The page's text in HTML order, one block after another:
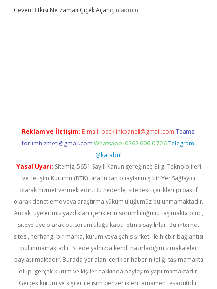
Geven Bitkisi Ne Zaman Çiçek Açar için admin
Reklam ve İletişim: E-mail: backlinkpaneli@gmail.com Teams:
forumhizmeti@gmail.com Whatsapp: 0262 606 0 726 Telegram:
@karabul
Yasal Uyarı: Sitemiz, 5651 Sayılı Kanun gereğince Bilgi Teknolojileri
ve İletişim Kurumu (BTK) tarafından onaylanmış bir Yer Sağlayıcı
olarak hizmet vermektedir. Bu nedenle, sitedeki içerikleri proaktif
olarak denetleme veya araştırma yükümlülüğümüz bulunmamaktadır.
Ancak, üyelerimiz yazdıkları içeriklerin sorumluluğunu taşımakta olup,
siteye üye olarak bu sorumluluğu kabul etmiş sayılırlar. Bu internet
sitesi, herhangi bir marka, kurum veya şahıs şirketi ile hiçbir bağlantısı
bulunmamaktadır. Sitede yalnızca kendi hazırladığımız makaleler
paylaşılmaktadır. Burada yer alan içerikler haber niteliği taşımamakta
olup, gerçek kurum ve kişiler hakkında paylaşım yapılmamaktadır.
Gerçek kurum ve kişiler ile isim benzerlikleri tamamen tesadüfidir.